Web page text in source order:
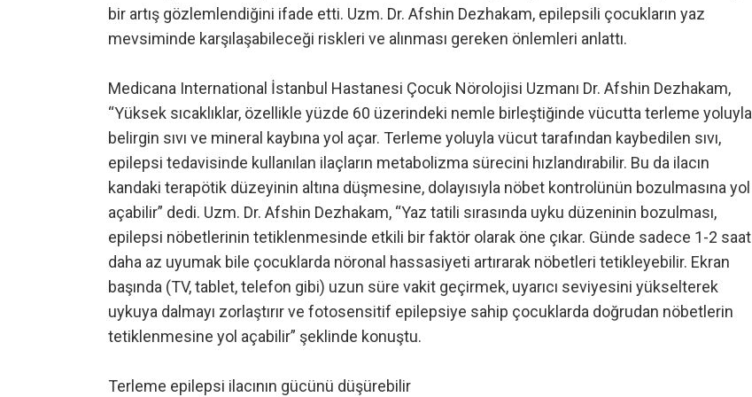
bir artış gözlemlendiğini ifade etti. Uzm. Dr. Afshin Dezhakam, epilepsili çocukların yaz
mevsiminde karşılaşabileceği riskleri ve alınması gereken önlemleri anlattı.
Medicana International İstanbul Hastanesi Çocuk Nörolojisi Uzmanı Dr. Afshin Dezhakam,
“Yüksek sıcaklıklar, özellikle yüzde 60 üzerindeki nemle birleştiğinde vücutta terleme yoluyla
belirgin sıvı ve mineral kaybına yol açar. Terleme yoluyla vücut tarafından kaybedilen sıvı,
epilepsi tedavisinde kullanılan ilaçların metabolizma sürecini hızlandırabilir. Bu da ilacın
kandaki terapötik düzeyinin altına düşmesine, dolayısıyla nöbet kontrolünün bozulmasına yol
açabilir” dedi. Uzm. Dr. Afshin Dezhakam, “Yaz tatili sırasında uyku düzeninin bozulması,
epilepsi nöbetlerinin tetiklenmesinde etkili bir faktör olarak öne çıkar. Günde sadece 1-2 saat
daha az uyumak bile çocuklarda nöronal hassasiyeti artırarak nöbetleri tetikleyebilir. Ekran
başında (TV, tablet, telefon gibi) uzun süre vakit geçirmek, uyarıcı seviyesini yükselterek
uykuya dalmayı zorlaştırır ve fotosensitif epilepsiye sahip çocuklarda doğrudan nöbetlerin
tetiklenmesine yol açabilir” şeklinde konuştu.
Terleme epilepsi ilacının gücünü düşürebilir